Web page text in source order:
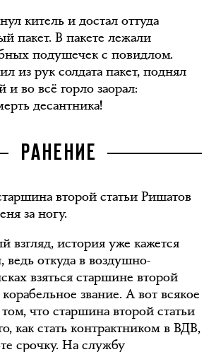
китель и достал оттуда
пакет. В пакете лежали
подушечек с повидлом.
из рук солдата пакет, поднял
и во всё горло заорал:
десантника!
РАНЕНИЕ
второй статьи Ришатов
за ногу.
взгляд, история уже кажется
ведь откуда в воздушно-
взяться старшине второй
звание. А вот всякое
что старшина второй статьи
как стать контрактником в ВДВ,
срочку. На службу